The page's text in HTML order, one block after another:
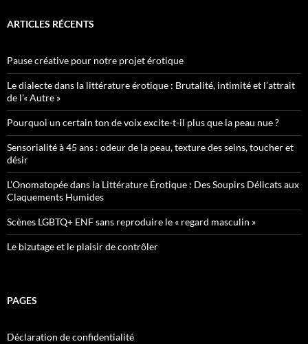
ARTICLES RÉCENTS
Pause créative pour notre projet érotique
Le dialecte dans la littérature érotique : Brutalité, intimité et l’attrait
de l’« Autre »
Pourquoi un certain ton de voix excite-t-il plus que la peau nue ?
Sensorialité à 45 ans : odeur de la peau, texture des seins, toucher et
désir
L’Onomatopée dans la Littérature Érotique : Des Soupirs Délicats aux
Claquements Humides
Scènes LGBTQ+ ENF sans reproduire le « regard masculin »
Le bizutage et le plaisir de contrôler
PAGES
Déclaration de confidentialité